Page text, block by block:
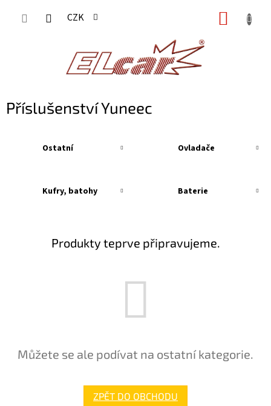
CZK
Příslušenství Yuneec
Ostatní Ovladače
Kufry, batohy Baterie
Produkty teprve připravujeme.
Můžete se ale podívat na ostatní kategorie.
ZPĚT DO OBCHODU